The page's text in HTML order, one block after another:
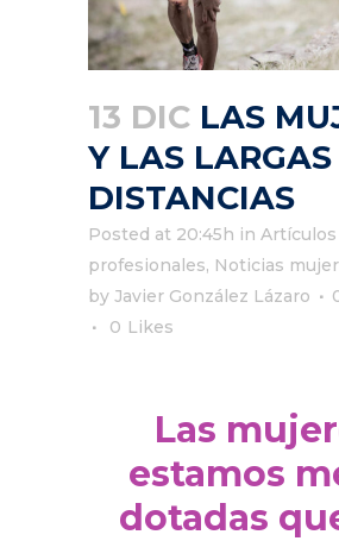
13 DIC LAS
Y LAS LARGAS
DISTANCIAS
Posted at 20:45h in Artículos
profesionales, Noticias
by Javier González Lázaro
0 Likes
Las
estamos
dotadas